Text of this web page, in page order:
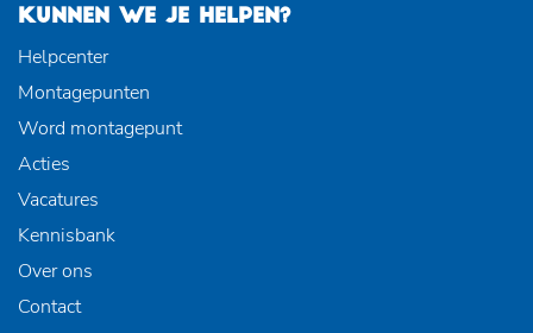
KUNNEN WE JE HELPEN?
Helpcenter
Montagepunten
Word montagepunt
Acties
Vacatures
Kennisbank
Over ons
Contact